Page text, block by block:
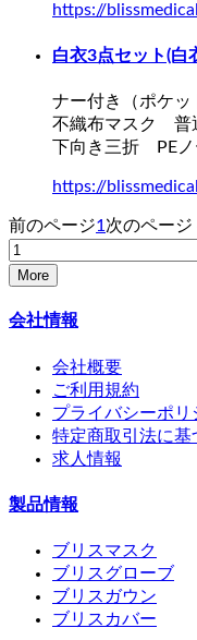
https://
白衣3点セット(白
ナー付き（ポケ
不織布マスク 普
下向き三折 PE
https://
前のページ1 次のページ
More
会社情報
会社概要
ご利用規約
プライバシーポリ
特定商取引法に基
求人情報
製品情報
ブリスマスク
ブリスグローブ
ブリスガウン
ブリスカバー